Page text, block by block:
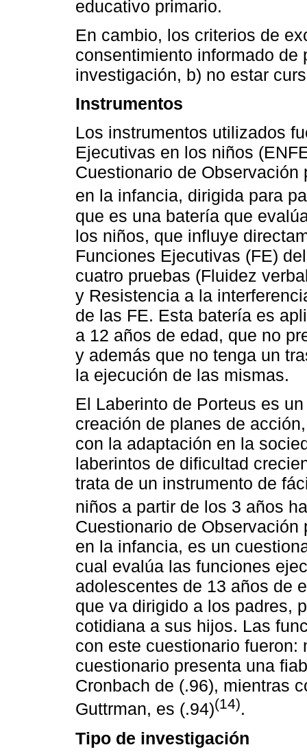
educativo primario.
En cambio, los criterios de
consentimiento informado
investigación, b) no estar
Instrumentos
Los instrumentos utilizados
Ejecutivas en los niños
Cuestionario de
en la infancia, dirigida para
que es una batería que
los niños, que influye
Funciones Ejecutivas (FE)
cuatro pruebas (Fluidez
y Resistencia a la
de las FE. Esta batería es
a 12 años de edad, que no
y además que no tenga un
la ejecución de las mismas.
El Laberinto de Porteus es
creación de planes de
con la adaptación en la
laberintos de dificultad
trata de un instrumento de
niños a partir de los 3 años
Cuestionario de
en la infancia, es un
cual evalúa las funciones
adolescentes de 13 años de
que va dirigido a los padres,
cotidiana a sus hijos. Las
con este cuestionario
cuestionario presenta una
Cronbach de (.96), mientras
Guttrman, es (.94)(14).
Tipo de investigación